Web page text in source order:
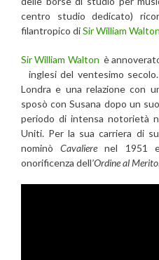
centro studio dedicato)
filantropico diSir William Walton
Sir William Walton è
inglesi del ventesimo
Londra e una relazione con
sposò con Susana dopo un
periodo di intensa notorietà
Uniti. Per la sua carriera di
nominòCavalierenel 1951
onorificenza dell’Ordine al Merito